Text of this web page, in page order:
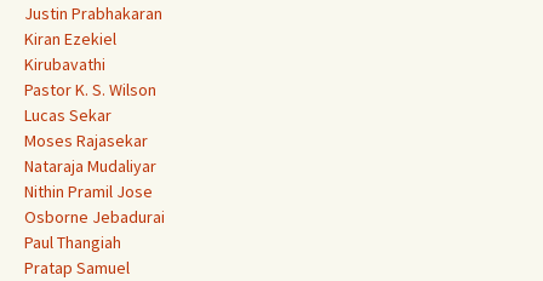
Justin Prabhakaran
Kiran Ezekiel
Kirubavathi
Pastor K. S. Wilson
Lucas Sekar
Moses Rajasekar
Nataraja Mudaliyar
Nithin Pramil Jose
Osborne Jebadurai
Paul Thangiah
Pratap Samuel